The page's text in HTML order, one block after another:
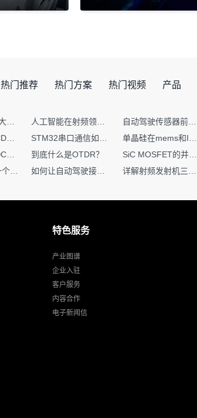
热门推荐 热门方案 热门视频 产品
到底什么是OTDR？
特色服务
产业图谱
企业入驻
客户服务
内容合作
电子新闻信